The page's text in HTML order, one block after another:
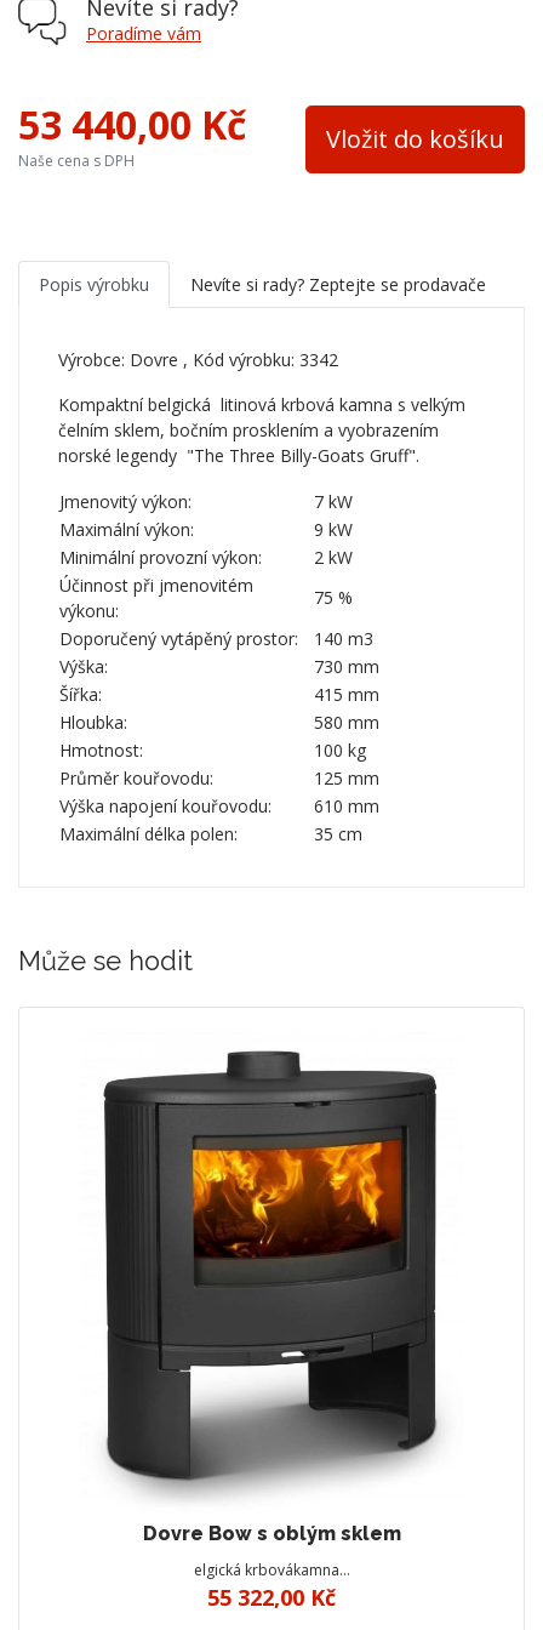
Výška osy zadního kouřovodu
Nevíte si rady?
Poradíme vám
53 440,00 Kč
Naše cena s DPH
Vložit do košíku
Popis výrobku Nevíte si rady? Zeptejte se prodavače
Výrobce: Dovre , Kód výrobku: 3342
Kompaktní belgická litinová krbová kamna s velkým
čelním sklem, bočním prosklením a vyobrazením
norské legendy "The Three Billy-Goats Gruff".
Jmenovitý výkon:
7 kW
Maximální výkon:
9 kW
Minimální provozní výkon:
2 kW
Účinnost při jmenovitém
výkonu:
75 %
Doporučený vytápěný prostor:
140 m3
Výška:
730 mm
Šířka:
415 mm
Hloubka:
580 mm
Hmotnost:
100 kg
Průměr kouřovodu:
125 mm
Výška napojení kouřovodu:
610 mm
Maximální délka polen:
35 cm
Může se hodit
Dovre Bow s oblým sklem
elgická krbovákamna…
55 322,00 Kč